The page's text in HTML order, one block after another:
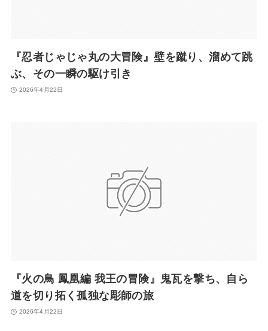
『忍者じゃじゃ丸の大冒険』壁を蹴り、溜めて跳
ぶ、その一瞬の駆け引き
2026年4月22日
『火の鳥 鳳凰編 我王の冒険』鬼瓦を撃ち、自ら
道を切り拓く孤独な彫師の旅
2026年4月22日